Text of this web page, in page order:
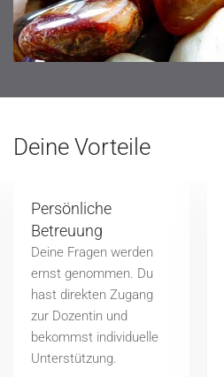
Deine Vorteile
Persönliche
Betreuung
Deine Fragen werden
ernst genommen. Du
hast direkten Zugang
zur Dozentin und
bekommst individuelle
Unterstützung.